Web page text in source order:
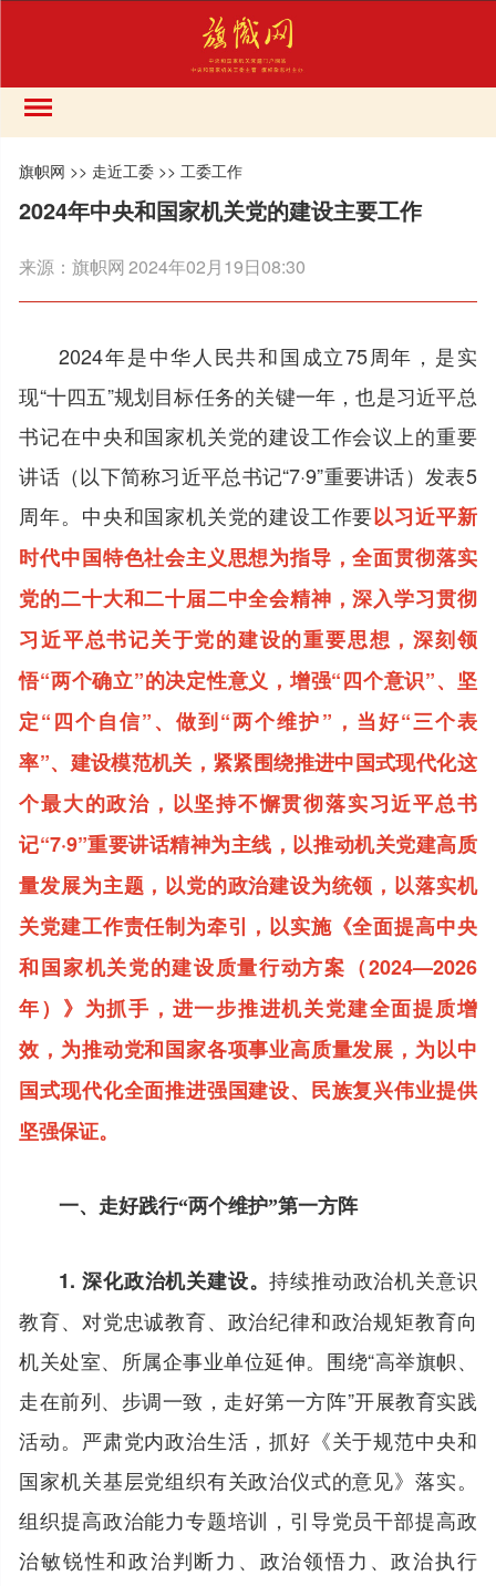
旗帜网 >> 走近工委 >> 工委工作
2024年中央和国家机关党的建设主要工作
来源：旗帜网2024年02月19日08:30
2024年是中华人民共和国成立75周年，是实
现“十四五”规划目标任务的关键一年，也是习近平总
书记在中央和国家机关党的建设工作会议上的重要
讲话（以下简称习近平总书记“7·9”重要讲话）发表5
周年。中央和国家机关党的建设工作要以习近平新
时代中国特色社会主义思想为指导，全面贯彻落实
党的二十大和二十届二中全会精神，深入学习贯彻
习近平总书记关于党的建设的重要思想，深刻领
悟“两个确立”的决定性意义，增强“四个意识”、坚
定“四个自信”、做到“两个维护”，当好“三个表
率”、建设模范机关，紧紧围绕推进中国式现代化这
个最大的政治，以坚持不懈贯彻落实习近平总书
记“7·9”重要讲话精神为主线，以推动机关党建高质
量发展为主题，以党的政治建设为统领，以落实机
关党建工作责任制为牵引，以实施《全面提高中央
和国家机关党的建设质量行动方案（2024—2026
年）》为抓手，进一步推进机关党建全面提质增
效，为推动党和国家各项事业高质量发展，为以中
国式现代化全面推进强国建设、民族复兴伟业提供
坚强保证。
一、走好践行“两个维护”第一方阵
1. 深化政治机关建设。持续推动政治机关意识
教育、对党忠诚教育、政治纪律和政治规矩教育向
机关处室、所属企事业单位延伸。围绕“高举旗帜、
走在前列、步调一致，走好第一方阵”开展教育实践
活动。严肃党内政治生活，抓好《关于规范中央和
国家机关基层党组织有关政治仪式的意见》落实。
组织提高政治能力专题培训，引导党员干部提高政
治敏锐性和政治判断力、政治领悟力、政治执行